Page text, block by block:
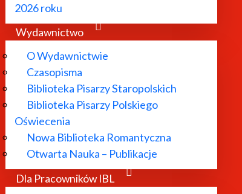
2026 roku
Wydawnictwo
O Wydawnictwie
Czasopisma
Biblioteka Pisarzy Staropolskich
Biblioteka Pisarzy Polskiego
Oświecenia
Nowa Biblioteka Romantyczna
Otwarta Nauka – Publikacje
Dla Pracowników IBL